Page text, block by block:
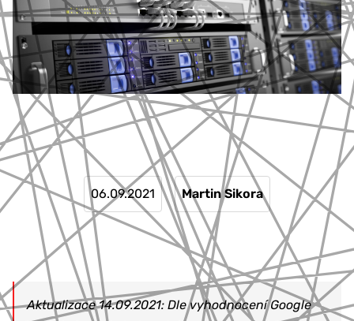
06.09.2021 Martin Sikora
Aktualizace 14.09.2021: Dle vyhodnocení Google